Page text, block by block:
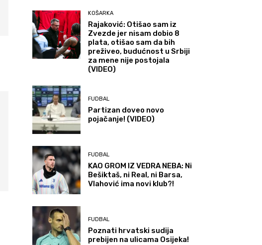
KOŠARKA
Rajaković: Otišao sam iz
Zvezde jer nisam dobio 8
plata, otišao sam da bih
preživeo, budućnost u Srbiji
za mene nije postojala
(VIDEO)
FUDBAL
Partizan doveo novo
pojačanje! (VIDEO)
FUDBAL
KAO GROM IZ VEDRA NEBA: Ni
Bešiktaš, ni Real, ni Barsa,
Vlahović ima novi klub?!
FUDBAL
Poznati hrvatski sudija
prebijen na ulicama Osijeka!